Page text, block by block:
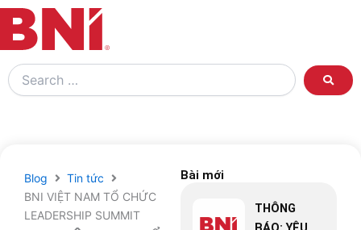
Search
…
Blog
Tin tức
BNI VIỆT NAM TỔ CHỨC
LEADERSHIP SUMMIT
Bài mới
THÔNG